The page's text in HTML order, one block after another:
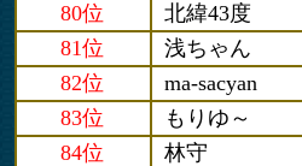
80位
北緯43度
81位
浅ちゃん
82位
ma-sacyan
83位
もりゆ～
84位
林守